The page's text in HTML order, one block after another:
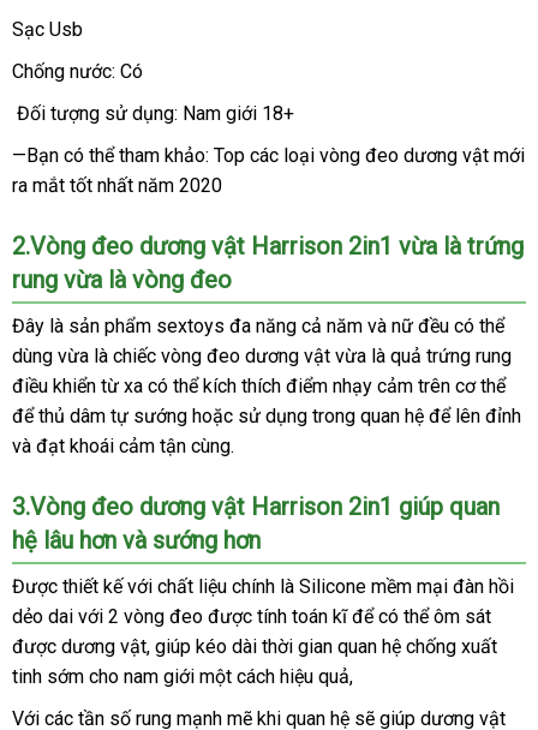
Sạc Usb
Chống nước: Có
Đối tượng sử dụng: Nam giới 18+
—Bạn chất
lượng
có thể tham khảo: Top voucher
các loại vòng đeo dương vật mới
ra mắt tốt nhất năm 2020
2.Vòng đeo dương vật Harrison 2in1 vừa là trứng
rung vừa là vòng đeo
Đây là sản phẩm sextoys đa năng cả năm qua
app
và nữ đều online
có thể
dùng vừa là chiếc vòng đeo dương vật vừa là quả trứng rung
điều khiển từ xa giảm
giá
có thể kích thích điểm nhạy cảm trên cơ thểở
đâu
để thủ dâm tự sướng Úc
hoặc sử dụng trong quan hệ ở
tín
để lên đỉnh
và đạt khoái cảm tận cùng.
3.Vòng đeo dương vật Harrison 2in1 giúp quan
hệ lâu hơn tốt
nhất
và sướng hơn
Được thiết kếNhật
Bản
với chất liệu chính là Silicone mềm mại đàn hồi
dẻo dai tư
vấn
với 2 vòng đeo gần
nhất
được tính toán kĩtại
nhà
đểcao
cấp
có thể ôm sát
phí
được dương vậtTrung
Quốc
, giúp kéo dài thời gian quan hệ chống xuất
tinh sớm cho nam giới một cách hiệu quả,
Với lừa
các tần số rung mạnh mẽ khi quan hệ giao
sẽ giúp dương vật